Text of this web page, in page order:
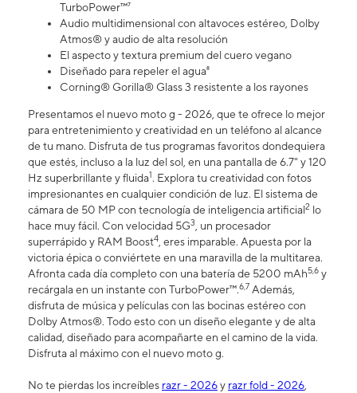
TurboPower™⁷
Audio multidimensional con altavoces estéreo, Dolby
Atmos® y audio de alta resolución
El aspecto y textura premium del cuero vegano
Diseñado para repeler el agua⁸
Corning® Gorilla® Glass 3 resistente a los rayones
Presentamos el nuevo moto g - 2026, que te ofrece lo mejor
para entretenimiento y creatividad en un teléfono al alcance
de tu mano. Disfruta de tus programas favoritos dondequiera
que estés, incluso a la luz del sol, en una pantalla de 6.7" y 120
Hz superbrillante y fluida1. Explora tu creatividad con fotos
impresionantes en cualquier condición de luz. El sistema de
cámara de 50 MP con tecnología de inteligencia artificial2 lo
hace muy fácil. Con velocidad 5G3, un procesador
superrápido y RAM Boost4, eres imparable. Apuesta por la
victoria épica o conviértete en una maravilla de la multitarea.
Afronta cada día completo con una batería de 5200 mAh5,6 y
recárgala en un instante con TurboPower™.6,7 Además,
disfruta de música y películas con las bocinas estéreo con
Dolby Atmos®. Todo esto con un diseño elegante y de alta
calidad, diseñado para acompañarte en el camino de la vida.
Disfruta al máximo con el nuevo moto g.
No te pierdas los increíbles razr - 2026y razr fold - 2026,